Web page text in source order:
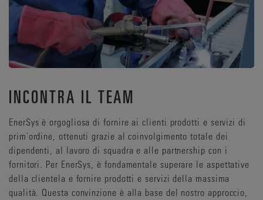
INCONTRA IL TEAM
EnerSys è orgogliosa di fornire ai clienti prodotti e servizi di
prim'ordine, ottenuti grazie al coinvolgimento totale dei
dipendenti, al lavoro di squadra e alle partnership con i
fornitori. Per EnerSys, è fondamentale superare le aspettative
della clientela e fornire prodotti e servizi della massima
qualità. Questa convinzione è alla base del nostro approccio,